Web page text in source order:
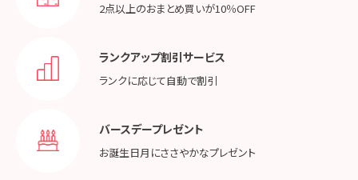
2点以上のおまとめ買いが10％OFF
ランクアップ割引サービス
ランクに応じて自動で割引
バースデープレゼント
お誕生日月にささやかなプレゼント